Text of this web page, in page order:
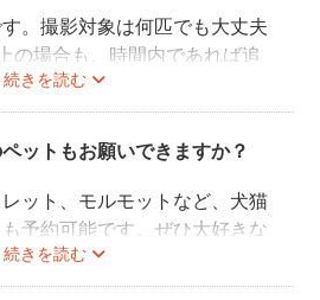
続きを読む
。撮影対象は何匹でも大丈夫
の場合も、時間内であれば追
影可能です。
ットもお願いできますか？
続きを読む
ット、モルモットなど、犬猫
予約可能です。ぜひ大好きな
に素敵な思い出を残してくださ